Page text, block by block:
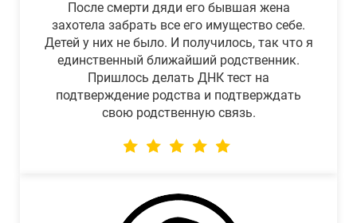
После смерти дяди его бывшая жена
захотела забрать все его имущество себе.
Детей у них не было. И получилось, так что я
единственный ближайший родственник.
Пришлось делать ДНК тест на
подтверждение родства и подтверждать
свою родственную связь.